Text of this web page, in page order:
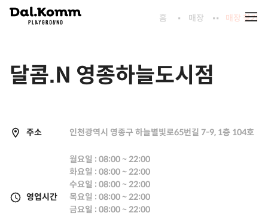
홈 매장 매장 찾기
달콤.N 영종하늘도시점
주소 인천광역시 영종구 하늘별빛로65번길 7-9, 1층 104호
영업시간
월요일 : 08:00 ~ 22:00
화요일 : 08:00 ~ 22:00
수요일 : 08:00 ~ 22:00
목요일 : 08:00 ~ 22:00
금요일 : 08:00 ~ 22:00